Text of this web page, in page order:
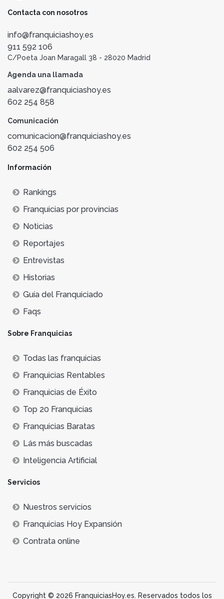
Contacta con nosotros
info@franquiciashoy.es
911 592 106
C/Poeta Joan Maragall 38 - 28020 Madrid
Agenda una llamada
aalvarez@franquiciashoy.es
602 254 858
Comunicación
comunicacion@franquiciashoy.es
602 254 506
Información
Rankings
Franquicias por provincias
Noticias
Reportajes
Entrevistas
Historias
Guía del Franquiciado
Faqs
Sobre Franquicias
Todas las franquicias
Franquicias Rentables
Franquicias de Éxito
Top 20 Franquicias
Franquicias Baratas
Lás más buscadas
Inteligencia Artificial
Servicios
Nuestros servicios
Franquicias Hoy Expansión
Contrata online
Copyright © 2026 FranquiciasHoy.es. Reservados todos los